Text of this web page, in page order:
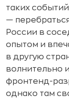
таких
—
России в
опытом и
в другую
волнительно
фронтенд-
однако там